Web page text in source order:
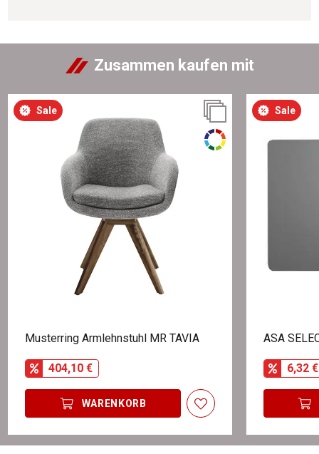
Zusammen kaufen mit
Sale
Musterring Armlehnstuhl MR TAVIA
404,10 €
WARENKORB
Sale
ASA
6,32 €